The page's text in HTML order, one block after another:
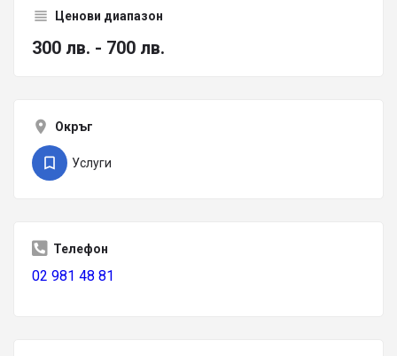
Ценови диапазон
300 лв. - 700 лв.
Окръг
Услуги
Телефон
02 981 48 81